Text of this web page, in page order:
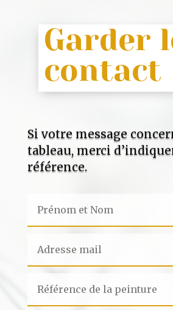
Garder
contact
Si votre message
tableau, merci
référence.